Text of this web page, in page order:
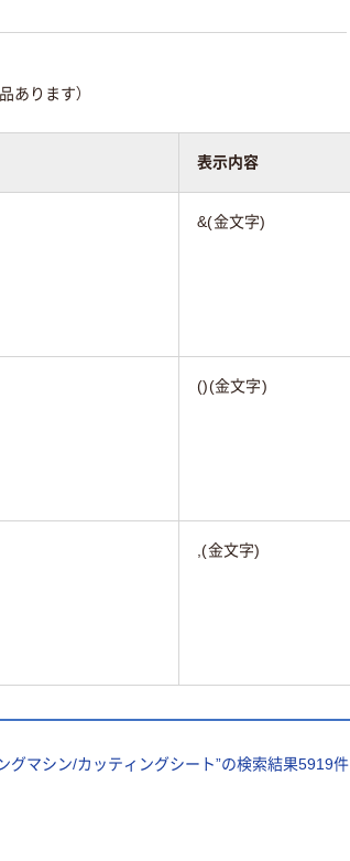
あります）
表示内容
&(金文字)
()(金文字)
,(金文字)
グマシン/カッティングシート”の検索結果5919件